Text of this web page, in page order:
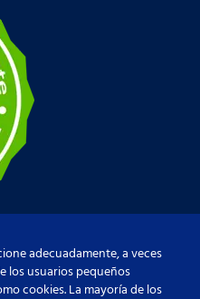
adecuadamente, a veces
los usuarios pequeños
cookies. La mayoría de los